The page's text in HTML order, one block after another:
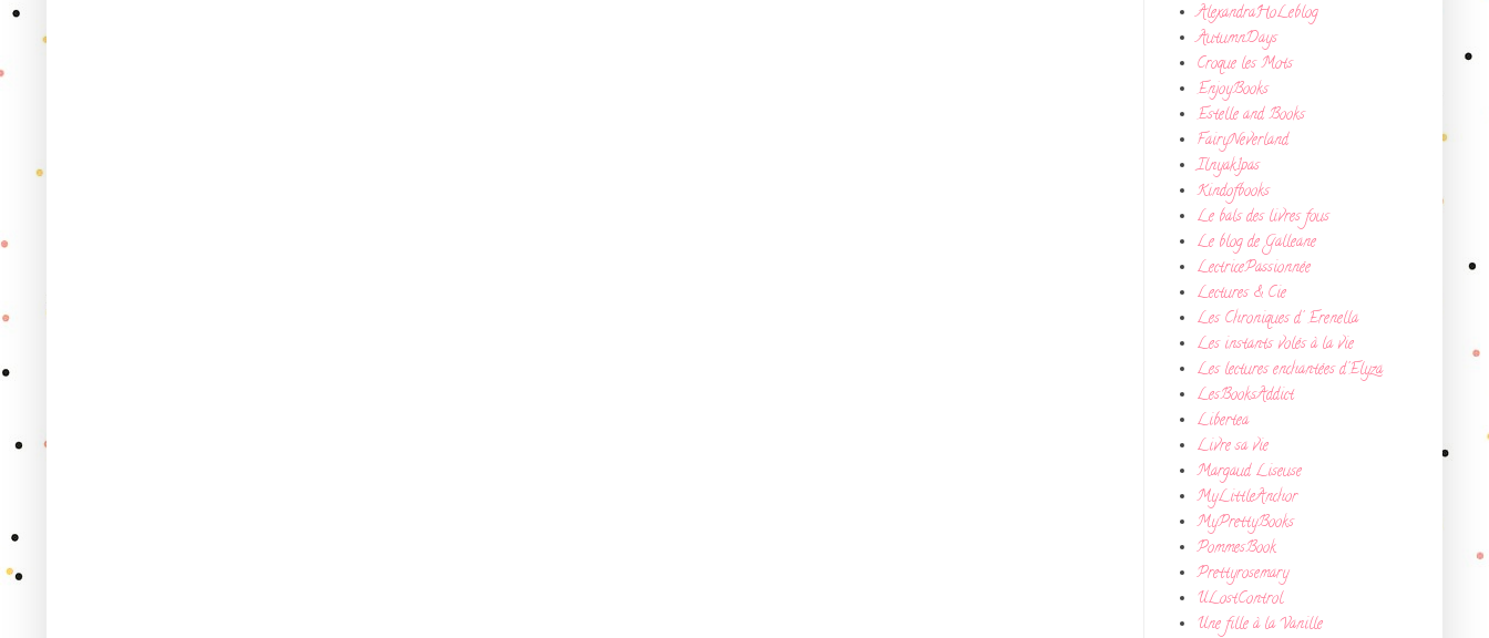
AlexandraHoLeblog
AutumnDays
Croque les Mots
EnjoyBooks
Estelle and Books
FairyNeverland
Ilnyak1pas
Kindofbooks
Le bals des livres fous
Le blog de Galleane
LectricePassionnée
Lectures & Cie
Les Chroniques d' Erenella
Les instants volés à la vie
Les lectures enchantées d'Elyza
LesBooksAddict
Libertea
Livre sa vie
Margaud Liseuse
MyLittleAnchor
MyPrettyBooks
PommesBook
Prettyrosemary
ULostControl
Une fille à la Vanille